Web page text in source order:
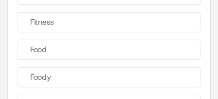
Fitness
Food
Foody